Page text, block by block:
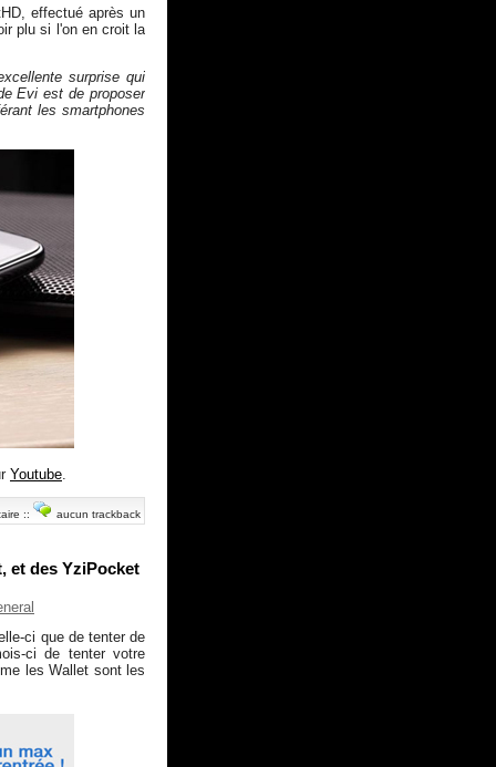
effectué après un
plu si l'on en croit la
surprise qui
Evi est de proposer
les smartphones
Youtube
:: aucun trackback
et des YziPocket
ci que de tenter de
ci de tenter votre
les Wallet sont les